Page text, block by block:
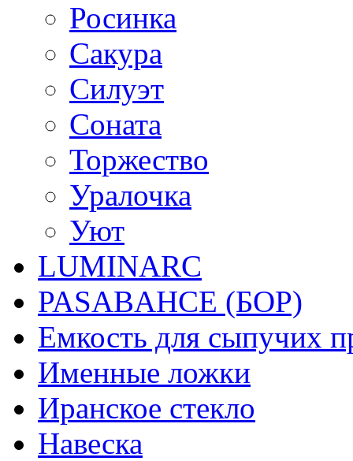
Росинка
Сакура
Силуэт
Соната
Торжество
Уралочка
Уют
LUMINARC
PASABAHCE (БОР)
Емкость для сыпучих
Именные ложки
Иранское стекло
Навеска